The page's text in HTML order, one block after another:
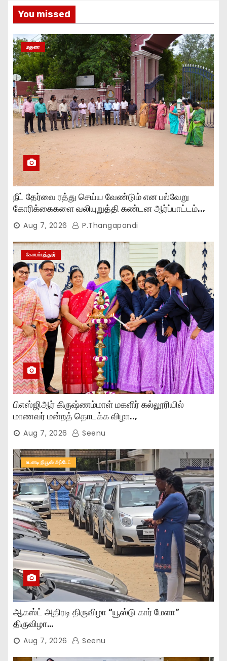
You missed
மதுரை
நீட் தேர்வை ரத்து செய்ய வேண்டும் என பல்வேறு
கோரிக்கைகளை வலியுறுத்தி கண்டன ஆர்ப்பாட்டம்..,
Aug 7, 2026 P.Thangapandi
கோயம்புத்தூர்
பிஎஸ்ஜிஆர் கிருஷ்ணம்மாள் மகளிர் கல்லூரியில்
மாணவர் மன்றத் தொடக்க விழா..,
Aug 7, 2026 Seenu
உடனடி நியூஸ் அப்டேட்
ஆகஸ்ட் அதிரடி திருவிழா “யூஸ்டு கார் மேளா”
திருவிழா…
Aug 7, 2026 Seenu